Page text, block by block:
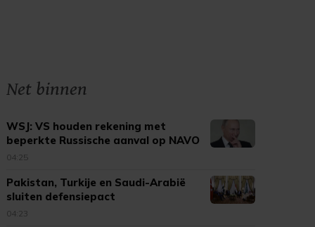
Net binnen
WSJ: VS houden rekening met
beperkte Russische aanval op NAVO
04:25
Pakistan, Turkije en Saudi-Arabië
sluiten defensiepact
04:23